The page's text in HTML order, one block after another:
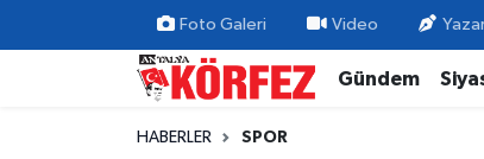
Foto Galeri Video
Gündem
HABERLER SPOR
Gündem
Nöbetçi Eczaneler